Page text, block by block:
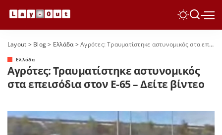
Layout > Blog> Ελλάδα>Αγρότες: Τραυματίστηκε αστυνομικός στα επεισόδια στον Ε-65 – Δείτε βίντεο
Ελλάδα
Αγρότες: Τραυματίστηκε αστυνομικός
στα επεισόδια στον Ε-65 – Δείτε βίντεο